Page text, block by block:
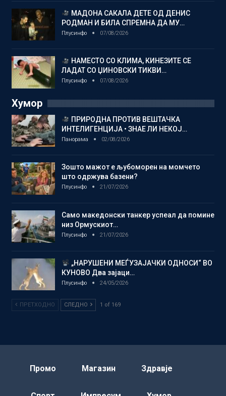
МАДОНА САКАЛА ДЕТЕ ОД ДЕНИС
РОДМАН И БИЛА СПРЕМНА ДА МУ…
Плусинфо 07/08/2026
НАМЕСТО СО КЛИМА, КИНЕЗИТЕ СЕ
ЛАДАТ СО ЏИНОВСКИ ТИКВИ…
Плусинфо 07/08/2026
Хумор
ПРИРОДНА ПРОТИВ ВЕШТАЧКА
ИНТЕЛИГЕНЦИЈА • ЗНАЕ ЛИ НЕКОЈ…
Панорама 02/08/2026
Зошто мажот е љубоморен на момчето
што одржува базени?
Плусинфо 21/07/2026
Само македонски танкер успеал да помине
низ Ормускиот…
Плусинфо 21/07/2026
„НАРУШЕНИ МЕЃУЗАЈАЧКИ ОДНОСИ“ ВО
КУНОВО Два зајаци…
Плусинфо 24/05/2026
ПРЕТХОДНО СЛЕДНО 1 of 169
Промо Магазин Здравје